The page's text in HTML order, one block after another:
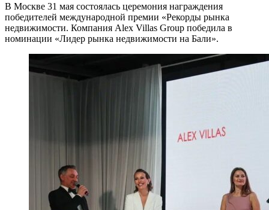
В Москве 31 мая состоялась церемония награждения
победителей международной премии «Рекорды рынка
недвижимости. Компания Alex Villas Group победила в
номинации «Лидер рынка недвижимости на Бали».